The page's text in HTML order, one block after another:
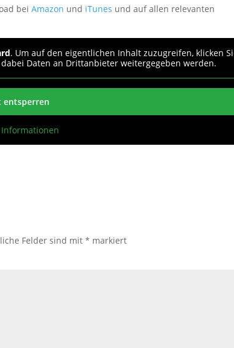
beiAmazon und iTunes und auf allen relevanten
. Um auf den eigentlichen Inhalt zuzugreifen, klicken
Daten an Drittanbieter weitergegeben werden.
entsperren
Felder sind mit* markiert